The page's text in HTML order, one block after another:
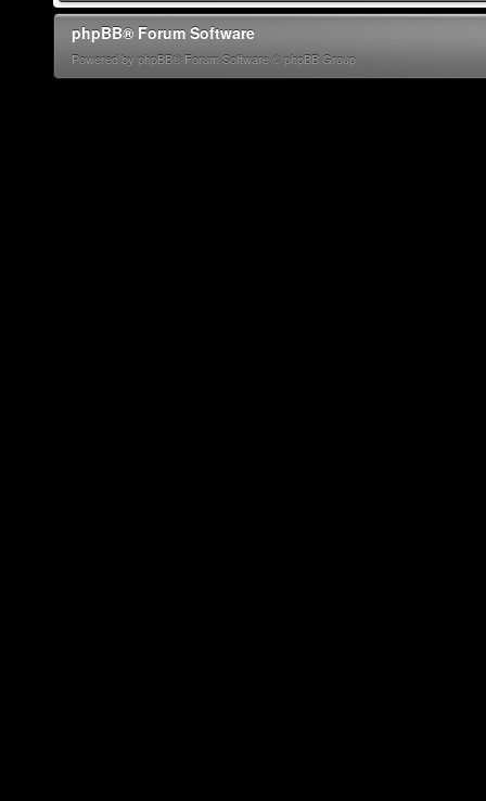
phpBB® Forum Software
Powered by phpBB® Forum Software © phpBB Group